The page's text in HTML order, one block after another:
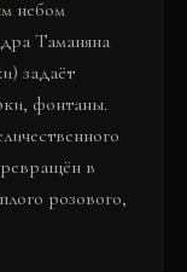
небом
Таманяна
задаёт
фонтаны.
в
розового,